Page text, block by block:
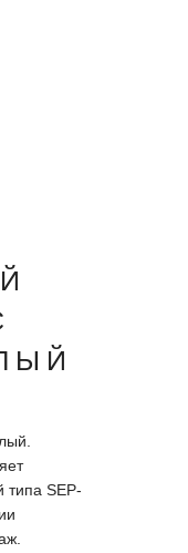
типа SEP-